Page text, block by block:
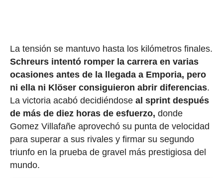
La tensión se mantuvo hasta los kilómetros finales.
Schreurs intentó romper la carrera en varias
ocasiones antes de la llegada a Emporia, pero
ni ella ni Klöser consiguieron abrir diferencias.
La victoria acabó decidiéndose al sprint después
de más de diez horas de esfuerzo, donde
Gomez Villafañe aprovechó su punta de velocidad
para superar a sus rivales y firmar su segundo
triunfo en la prueba de gravel más prestigiosa del
mundo.